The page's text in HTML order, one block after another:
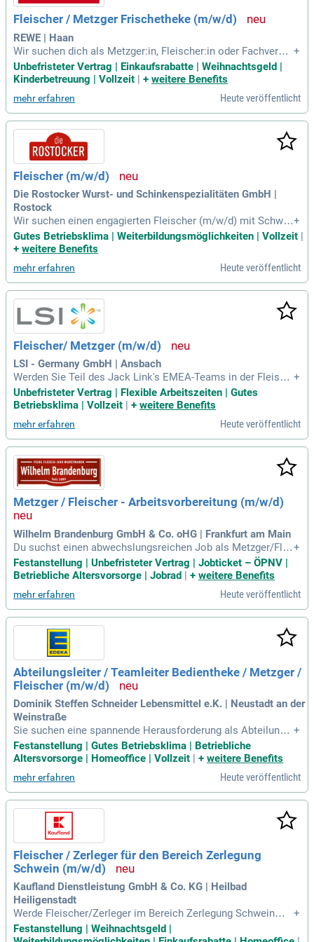
ur Bewerbung.
Fleischer / Metzger Frischetheke (m/w/d)
REWE | Haan
Wir suchen dich als Metzger:in, Fleischer:in oder Fachverkä
ufer:in im Lebensmittelhandwerk! Deine abgeschlossene Be
rufsausbildung ist ideal, doch auch Quereinsteiger sind willk
ommen, also bewirb dich. Freude am Umgang mit Mensche
n und Leidenschaft für den Handel stehen bei uns an erster
Stelle. Wir legen Wert auf eine verantwortungsbewusste, tea
morientierte und kundenorientierte Arbeitsweise. Zudem so
lltest du bereit sein, flexibel von Montag bis Samstag zu arb
eiten. Für weitere Informationen besuche rewe.de/karriere o
der schau in unsere FAQs zu Fragen zur Online-Bewerbung!
+
Unbefristeter Vertrag | Einkaufsrabatte | Weihnachtsgeld |
Kinderbetreuung | Vollzeit | + weitere Benefits
mehr erfahren Heute veröffentlicht
Fleischer (m/w/d)
Die Rostocker Wurst- und Schinkenspezialitäten GmbH |
Rostock
Wir suchen einen engagierten Fleischer (m/w/d) mit Schwer
punkt Rauch und Kutterei. Zu Ihren Aufgaben gehören die Be
dienung und Programmierung von Rauchanlagen sowie die
ie Beschickung und Entleerung der Rauch- und Reifekammer
n und die korrekte Warenverwiegung. Die Dokumentation un
d Kontrolle der Produktqualität sind ebenso Teil Ihrer Tätigk
eit wie die Reinigung der Raucherzeuger. Eine abgeschlosse
ne Ausbildung zum Fleischer oder eine vergleichbare Qualifi
kation ist Voraussetzung. Werden Sie Teil unseres Teams u
nd bringen Sie Ihre Fähigkeiten ein!
+
Gutes Betriebsklima | Weiterbildungsmöglichkeiten | Vollzeit |
+ weitere Benefits
mehr erfahren Heute veröffentlicht
Fleischer/ Metzger (m/w/d)
LSI - Germany GmbH | Ansbach
Werden Sie Teil des Jack Link's EMEA-Teams in der Fleisch
produktion (m/w/d) in Ansbach! Unser modernes Hauptquar
tier in Amsterdam ist ein internationaler Schmelztiegel mit
mann, der die Produktionsplanung, -organisation und -überw
achung übernimmt. Ihre Verantwortung umfasst die Einhaltu
ng strenger Qualitäts- und Hygienestandards. Zudem analysi
eren Sie Produktionsprozesse und optimieren diese kontinu
ierlich. Begeistern Sie sich für die Zubereitung von hochwert
igen Fleischspezialitäten ohne Schlachtung? Bewerben Sie
sich jetzt und tragen Sie zur Marktführerschaft bei!
+
Unbefristeter Vertrag | Flexible Arbeitszeiten | Gutes
Betriebsklima | Vollzeit
+ weitere Benefits
mehr erfahren Heute veröffentlicht
Metzger / Fleischer - Arbeitsvorbereitung (m/w/d)
Wilhelm Brandenburg GmbH & Co. oHG | Frankfurt am Main
Du suchst einen abwechslungsreichen Job als Metzger/Flei
scher in Frankfurt am Main? Bei uns erwartet Dich ein unbef
risteter Vollzeitvertrag mit attraktiven Vorteilen. Profitiere v
on Zuschüssen für Sport, Freizeitaktivitäten, Jobticket und
Dienstrad. Zudem erhältst Du eine Bezahlung nach Tarifvertr
ag inklusive Jahressondervergütung, sowie eine betriebliche
Altersvorsorge für Deine Zukunft. Wir legen Wert auf Qualitä
t und den Austausch von Verbesserungsideen im Team. We
nn Du ein offener Teamplayer bist und ein starkes Miteinand
er schätzt, bewirb Dich jetzt und werde Teil der REWE Grou
p!
+
Festanstellung | Unbefristeter Vertrag | Jobticket – ÖPNV |
Betriebliche Altersvorsorge | Jobrad | + weitere Benefits
mehr erfahren Heute veröffentlicht
Abteilungsleiter / Teamleiter Bedientheke / Metzger /
Fleischer (m/w/d)
Dominik Steffen Schneider Lebensmittel e.K. | Neustadt an der
Weinstraße
Sie suchen eine spannende Herausforderung als Abteilungsl
eiter Bedientheke (m/w/d)? In dieser Position übernehmen
Sie die Gesamtverantwortung für alle Abläufe an der Frische
theke und gewährleisten ein reibungsloses Tagesgeschäft. I
hr Team führen Sie motivierend und sorgen für eine positive
Arbeitsatmosphäre. Als kompetenter Berater steigern Sie di
e Kundenzufriedenheit mit freundlicher Unterstützung. Zude
m überwachen Sie die Warenbestände und stellen eine beda
rfsgerechte Verfügbarkeit sicher. Wenn Sie eine abgeschlos
sene Ausbildung als Metzger oder Fachverkäufer haben, fre
uen wir uns auf Ihre Bewerbung!
+
Festanstellung | Gutes Betriebsklima | Betriebliche
Altersvorsorge | Homeoffice | Vollzeit | + weitere Benefits
mehr erfahren Heute veröffentlicht
Fleischer / Zerleger für den Bereich Zerlegung
Schwein (m/w/d)
Kaufland Dienstleistung GmbH & Co. KG | Heilbad
Heiligenstadt
Werde Fleischer/Zerleger im Bereich Zerlegung Schwein
(m/w/d) bei Kaufland in Heilbad Heiligenstadt! Diese Vollzei
tstelle bietet sowohl Berufseinsteigern als auch erfahrenen
+
Festanstellung | Weihnachtsgeld |